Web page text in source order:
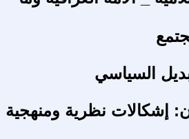
السياسي
إشكالات نظرية ومنهجية